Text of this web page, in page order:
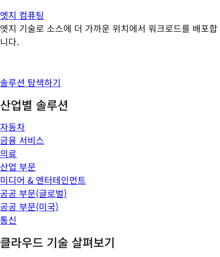
엣지 컴퓨팅
엣지 기술로 소스에 더 가까운 위치에서 워크로드를 배포합
니다.
솔루션 탐색하기
산업별 솔루션
자동차
금융 서비스
의료
산업 부문
미디어 & 엔터테인먼트
공공 부문(글로벌)
공공 부문(미국)
통신
클라우드 기술 살펴보기